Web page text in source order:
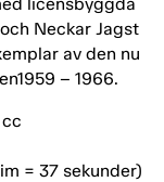
Neckar Jagst
av den nu
– 1966.
= 37 sekunder)